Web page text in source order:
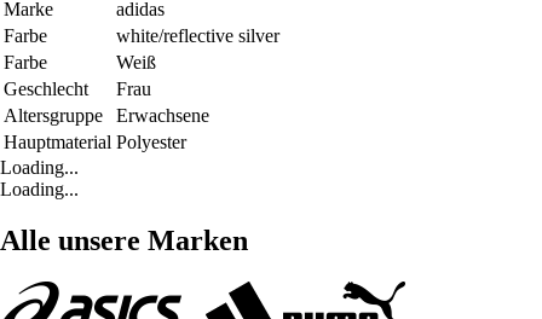
Marke
adidas
Farbe
white/reflective silver
Farbe
Weiß
Geschlecht
Frau
Altersgruppe
Erwachsene
Hauptmaterial Polyester
Loading...
Loading...
Alle unsere Marken